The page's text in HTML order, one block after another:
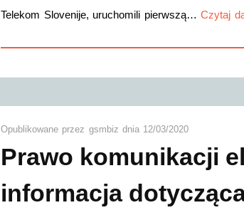
Telekom Slovenije, uruchomili pierwszą… Czytaj
Opublikowane przez gsmbiz dnia 12/03/2020
Prawo komunikacji
informacja